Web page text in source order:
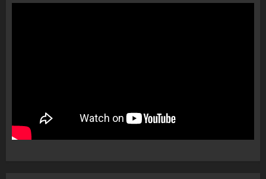
1
“bosen” Joana Nano për
abuzim me fondet publike dhe
pasuri të pajustifikuar